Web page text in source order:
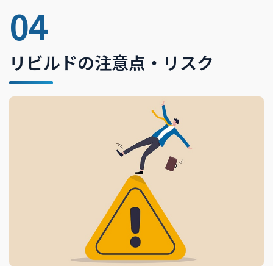
04
リビルドの注意点・リスク